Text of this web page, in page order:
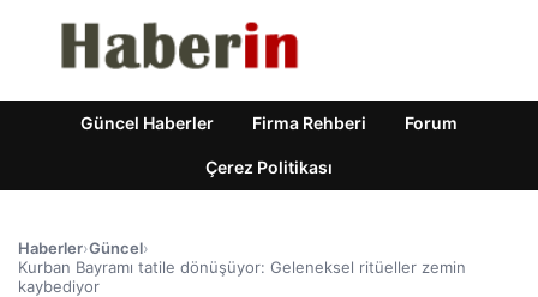
Güncel Haberler Firma Rehberi Forum
Çerez Politikası
Haberler›Güncel›
Kurban Bayramı tatile dönüşüyor: Geleneksel ritüeller zemin
kaybediyor